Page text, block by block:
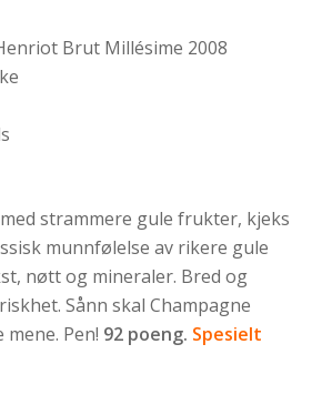
Brut Millésime 2008
strammere gule frukter, kjeks
munnfølelse av rikere gule
nøtt og mineraler. Bred og
Sånn skal Champagne
Pen! 92 poeng. Spesielt